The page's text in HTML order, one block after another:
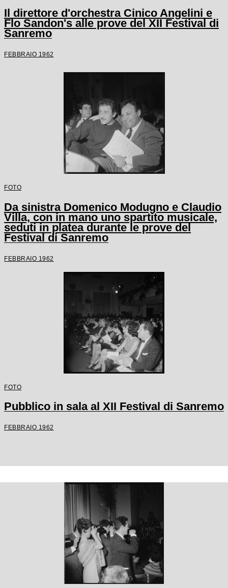
Il direttore d'orchestra Cinico Angelini e
Flo Sandon's alle prove del XII Festival di
Sanremo
FEBBRAIO 1962
FOTO
Da sinistra Domenico Modugno e Claudio
Villa, con in mano uno spartito musicale,
seduti in platea durante le prove del
Festival di Sanremo
FEBBRAIO 1962
FOTO
Pubblico in sala al XII Festival di Sanremo
FEBBRAIO 1962